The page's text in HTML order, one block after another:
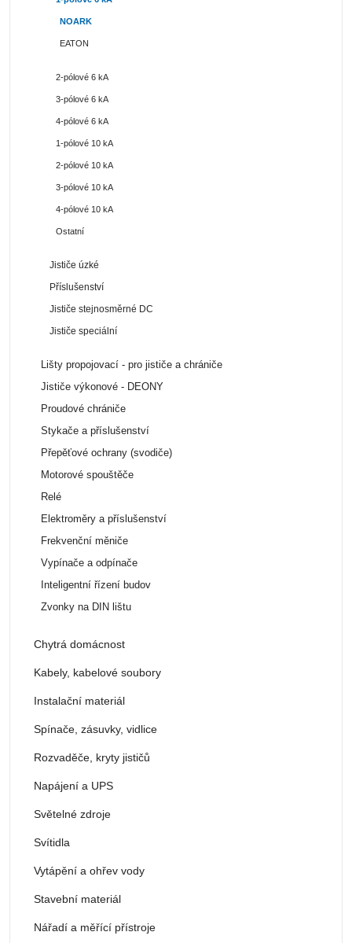
NOARK
EATON
2-pólové 6 kA
3-pólové 6 kA
4-pólové 6 kA
1-pólové 10 kA
2-pólové 10 kA
3-pólové 10 kA
4-pólové 10 kA
Ostatní
Jističe úzké
Příslušenství
Jističe stejnosměrné DC
Jističe speciální
Lišty propojovací - pro jističe a chrániče
Jističe výkonové - DEONY
Proudové chrániče
Stykače a příslušenství
Přepěťové ochrany (svodiče)
Motorové spouštěče
Relé
Elektroměry a příslušenství
Frekvenční měniče
Vypínače a odpínače
Inteligentní řízení budov
Zvonky na DIN lištu
Chytrá domácnost
Kabely, kabelové soubory
Instalační materiál
Spínače, zásuvky, vidlice
Rozvaděče, kryty jističů
Napájení a UPS
Světelné zdroje
Svítidla
Vytápění a ohřev vody
Stavební materiál
Nářadí a měřící přístroje